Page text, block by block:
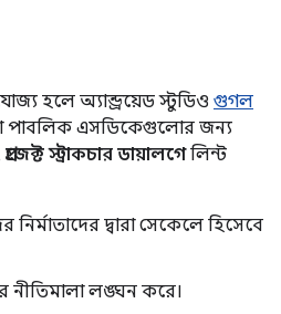
হলে অ্যান্ড্রয়েড স্টুডিও গুগল
পাবলিক এসডিকেগুলোর জন্য
প্রজেক্ট স্ট্রাকচার ডায়ালগেলিন্ট
দ্বারা সেকেলে হিসেবে
লঙ্ঘন করে।